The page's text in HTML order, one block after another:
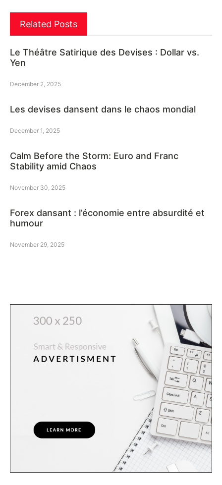
Related Posts
Le Théâtre Satirique des Devises : Dollar vs.
Yen
December 2, 2025
Les devises dansent dans le chaos mondial
December 1, 2025
Calm Before the Storm: Euro and Franc
Stability amid Chaos
November 30, 2025
Forex dansant : l’économie entre absurdité et
humour
November 29, 2025